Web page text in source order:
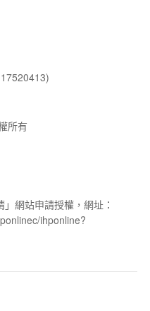
所有
網站申請授權，網址：
ihponline?